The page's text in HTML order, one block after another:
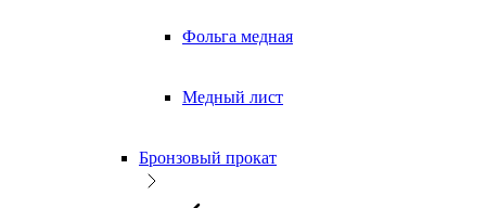
Фольга медная
Медный лист
Бронзовый прокат